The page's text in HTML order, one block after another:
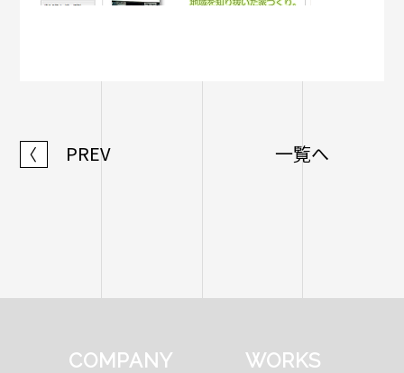
〈 PREV 一覧へ
COMPANY WORKS